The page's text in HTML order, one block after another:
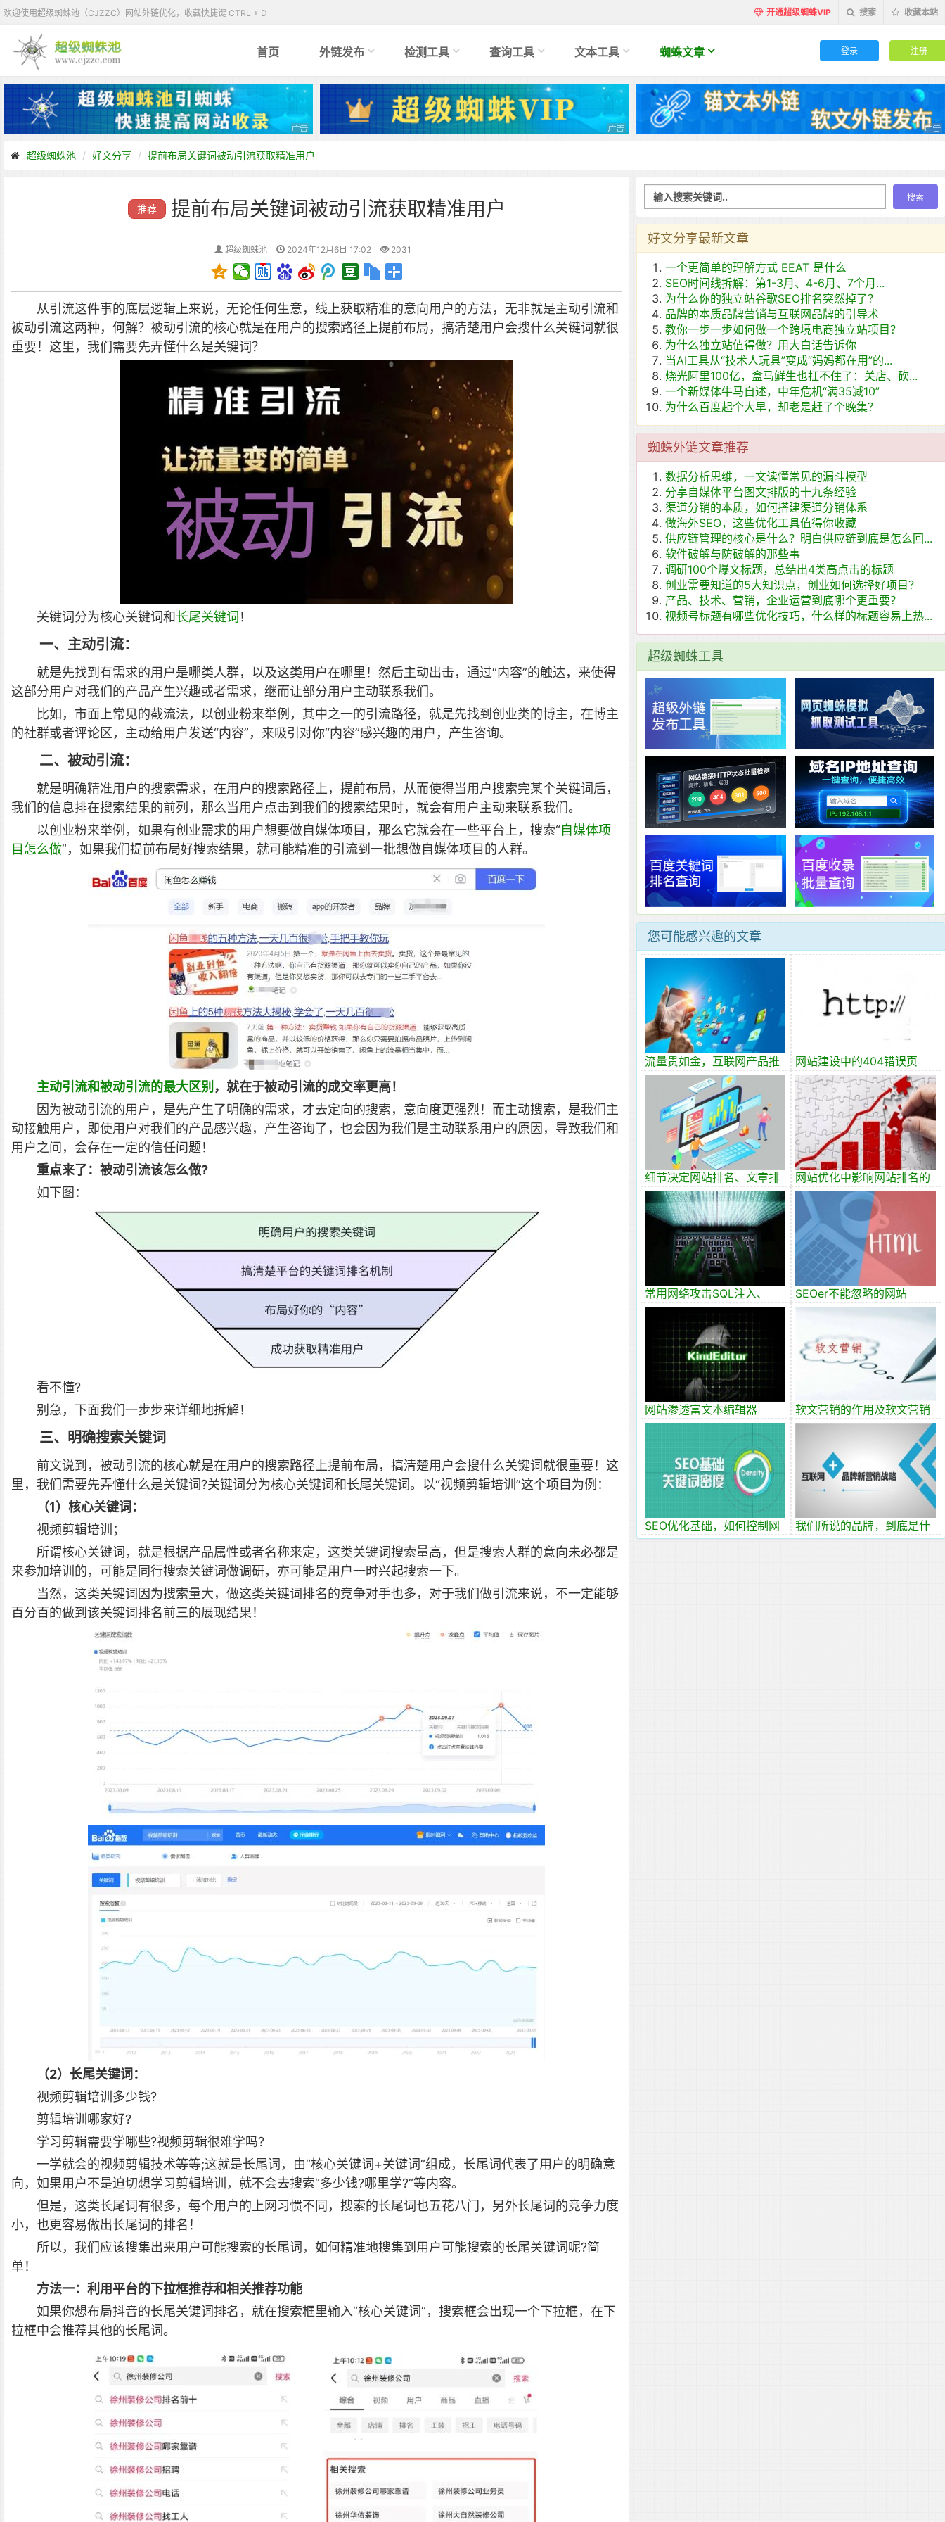
欢迎使用超级蜘蛛池（CJZZC）网站外链优化，收藏快捷键 CTRL + D 开通超级蜘蛛VIP 搜索 收藏本站
首页 外链发布 检测工具 查询工具 文本工具 蜘蛛文章 登录 注册
超级蜘蛛池 好文分享 提前布局关键词被动引流获取精准用户
推荐 提前布局关键词被动引流获取精准用户
超级蜘蛛池 2024年12月6日 17:02 2031
从引流这件事的底层逻辑上来说，无论任何生意，线上获取精准的意向用户的方法，无非就是主动引流和
被动引流这两种，何解？ 被动引流的核心就是在用户的搜索路径上提前布局，搞清楚用户会搜什么关键词就很
重要！这里，我们需要先弄懂什么是关键词？
关键词分为核心关键词和长尾关键词 ！
一、主动引流：
就是先找到有需求的用户是哪类人群，以及这类用户在哪里！然后主动出击，通过“内容”的触达，来使得
这部分用户对我们的产品产生兴趣或者需求，继而让部分用户主动联系我们。
比如，市面上常见的截流法，以创业粉来举例，其中之一的引流路径，就是先找到创业类的博主，在博主
的社群或者评论区，主动给用户发送“内容”，来吸引对你“内容”感兴趣的用户，产生咨询。
二、被动引流：
就是明确精准用户的搜索需求，在用户的搜索路径上，提前布局，从而使得当用户搜索完某个关键词后，
我们的信息排在搜索结果的前列，那么当用户点击到我们的搜索结果时，就会有用户主动来联系我们。
以创业粉来举例，如果有创业需求的用户想要做自媒体项目，那么它就会在一些平台上，搜索“自媒体项
目怎么做”，如果我们提前布局好搜索结果，就可能精准的引流到一批想做自媒体项目的人群。
主动引流和被动引流的最大区别 ，就在于被动引流的成交率更高！
因为被动引流的用户，是先产生了明确的需求，才去定向的搜索，意向度更强烈！而主动搜索，是我们主
动接触用户，即使用户对我们的产品感兴趣，产生咨询了，也会因为我们是主动联系用户的原因，导致我们和
用户之间，会存在一定的信任问题！
重点来了：被动引流该怎么做?
如下图：
看不懂?
别急，下面我们一步步来详细地拆解！
三、明确搜索关键词
前文说到，被动引流的核心就是在用户的搜索路径上提前布局，搞清楚用户会搜什么关键词就很重要！这
里，我们需要先弄懂什么是关键词?关键词分为核心关键词和长尾关键词。以“视频剪辑培训”这个项目为例：
（1）核心关键词：
视频剪辑培训；
所谓核心关键词，就是根据产品属性或者名称来定，这类关键词搜索量高，但是搜索人群的意向未必都是
来参加培训的，可能是同行搜索关键词做调研，亦可能是用户一时兴起搜索一下。
当然，这类关键词因为搜索量大，做这类关键词排名的竞争对手也多，对于我们做引流来说，不一定能够
百分百的做到该关键词排名前三的展现结果！
（2）长尾关键词：
视频剪辑培训多少钱?
剪辑培训哪家好?
学习剪辑需要学哪些?视频剪辑很难学吗?
一学就会的视频剪辑技术等等;这就是长尾词，由“核心关键词+关键词”组成，长尾词代表了用户的明确意
向，如果用户不是迫切想学习剪辑培训，就不会去搜索“多少钱?哪里学?”等内容。
但是，这类长尾词有很多，每个用户的上网习惯不同，搜索的长尾词也五花八门，另外长尾词的竞争力度
小，也更容易做出长尾词的排名！
所以，我们应该搜集出来用户可能搜索的长尾词，如何精准地搜集到用户可能搜索的长尾关键词呢?简
单！
方法一：利用平台的下拉框推荐和相关推荐功能
如果你想布局抖音的长尾关键词排名，就在搜索框里输入“核心关键词”，搜索框会出现一个下拉框，在下
拉框中会推荐其他的长尾词。
好文分享最新文章
一个更简单的理解方式 EEAT 是什么
SEO时间线拆解：第1-3月、4-6月、7个月...
为什么你的独立站谷歌SEO排名突然掉了？
品牌的本质品牌营销与互联网品牌的引导术
教你一步一步如何做一个跨境电商独立站项目？
为什么独立站值得做？用大白话告诉你
当AI工具从“技术人玩具”变成“妈妈都在用”的...
烧光阿里100亿，盒马鲜生也扛不住了：关店、砍...
一个新媒体牛马自述，中年危机“满35减10”
为什么百度起个大早，却老是赶了个晚集？
蜘蛛外链文章推荐
数据分析思维，一文读懂常见的漏斗模型
分享自媒体平台图文排版的十九条经验
渠道分销的本质，如何搭建渠道分销体系
做海外SEO，这些优化工具值得你收藏
供应链管理的核心是什么？明白供应链到底是怎么回...
软件破解与防破解的那些事
调研100个爆文标题，总结出4类高点击的标题
创业需要知道的5大知识点，创业如何选择好项目？
产品、技术、营销，企业运营到底哪个更重要？
视频号标题有哪些优化技巧，什么样的标题容易上热...
超级蜘蛛工具
您可能感兴趣的文章
流量贵如金，互联网产品推
广如何迈好第一步
网站建设中的404错误页
面，404 状态码
细节决定网站排名、文章排
名百度首页
网站优化中影响网站排名的
17个相关因素？
常用网络攻击SQL注入、
XSS、CSRF、HTTP劫持
SEOer不能忽略的网站
HTML代码标签优化
网站渗透富文本编辑器
kindeditor4.1.5 文件上传漏
软文营销的作用及软文营销
实战技巧
SEO优化基础，如何控制网
站关键词密度
我们所说的品牌，到底是什
么？